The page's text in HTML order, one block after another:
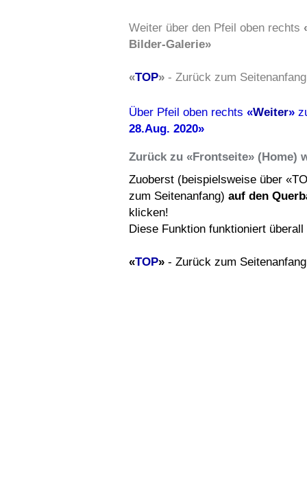
Weiter über den Pfeil oben rechts
Bilder-Galerie»
«TOP» - Zurück zum Seitenanfang
Über Pfeil oben rechts «Weiter»
28.Aug. 2020»
Zurück zu «Frontseite» (Home)
Zuoberst (beispielsweise über
zum Seitenanfang) auf den
klicken!
Diese Funktion funktioniert überall
«TOP» - Zurück zum Seitenanfang